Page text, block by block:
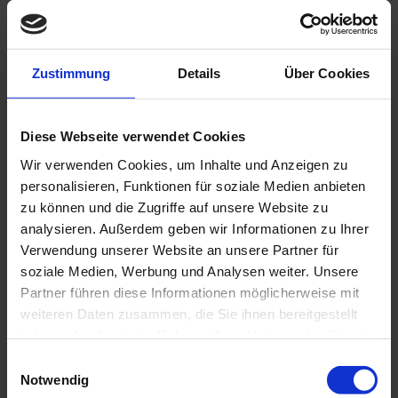
Zustimmung Details Über Cookies
Diese Webseite verwendet Cookies
Wir verwenden Cookies, um Inhalte und Anzeigen zu
personalisieren, Funktionen für soziale Medien anbieten
zu können und die Zugriffe auf unsere Website zu
analysieren. Außerdem geben wir Informationen zu Ihrer
Verwendung unserer Website an unsere Partner für
soziale Medien, Werbung und Analysen weiter. Unsere
Partner führen diese Informationen möglicherweise mit
weiteren Daten zusammen, die Sie ihnen bereitgestellt
Notwendig
EINLEGEN, WERDEN WIR IHRE BETROFFENEN
VERARBEITEN, ES SEI DENN, WIR KÖNNEN ZWINGENDE
FREIHEITEN ÜBERWIEGEN ODER DIE VERARBEITUNG
DIENT DER GELTENDMACHUNG, AUSÜBUNG ODER
VERTEIDIGUNG VON RECHTSANSPRÜCHEN
(WIDERSPRUCH NACH ART. 21 ABS. 1 DSGVO).
WERDEN IHRE PERSONENBEZOGENEN DATEN
VERARBEITET, UM DIREKTWERBUNG ZU BETREIBEN, SO
HABEN SIE DAS RECHT, JEDERZEIT WIDERSPRUCH
GEGEN DIE VERARBEITUNG SIE BETREFFENDER
DERARTIGER WERBUNG EINZULEGEN; DIES GILT AUCH